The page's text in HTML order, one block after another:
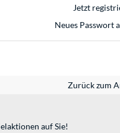
Jetzt
Neues Passwort
Zurück zum
auf Sie!